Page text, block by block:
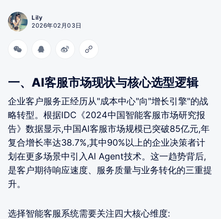
Lily
2026年02月03日
一、AI客服市场现状与核心选型逻辑
企业客户服务正经历从"成本中心"向"增长引擎"的战
略转型。根据IDC《2024中国智能客服市场研究报
告》数据显示,中国AI客服市场规模已突破85亿元,年
复合增长率达38.7%,其中90%以上的企业决策者计
划在更多场景中引入AI Agent技术。这一趋势背后,
是客户期待响应速度、服务质量与业务转化的三重提
升。
选择智能客服系统需要关注四大核心维度: